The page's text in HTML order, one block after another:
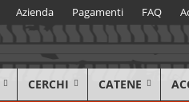
Azienda Pagamenti FAQ
CERCHI CATENE